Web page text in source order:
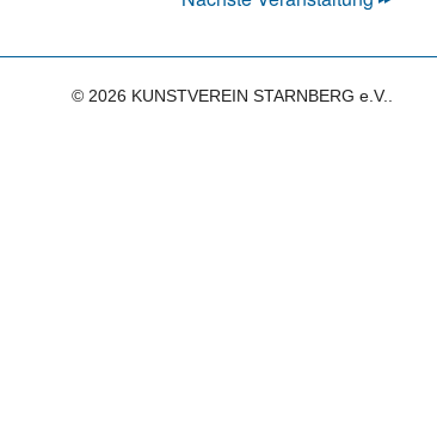
© 2026 KUNSTVEREIN STARNBERG e.V..